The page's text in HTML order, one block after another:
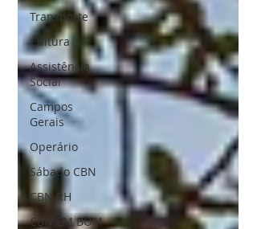
Transporte
Cultura
Assistência
Social
Campos
Gerais
Operário
Sábado CBN
CBN RH
CBN EM BOM